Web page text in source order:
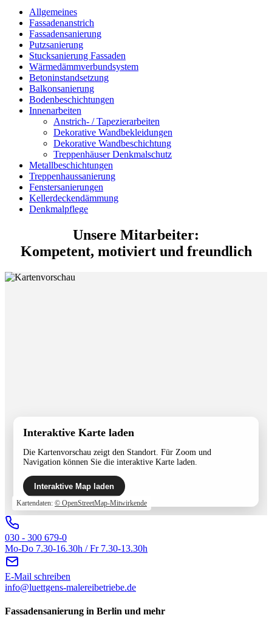
Allgemeines
Fassadenanstrich
Fassadensanierung
Putzsanierung
Stucksanierung Fassaden
Wärmedämmverbundsystem
Betoninstandsetzung
Balkonsanierung
Bodenbeschichtungen
Innenarbeiten
Anstrich- / Tapezierarbeiten
Dekorative Wandbekleidungen
Dekorative Wandbeschichtung
Treppenhäuser Denkmalschutz
Metallbeschichtungen
Treppenhaussanierung
Fenstersanierungen
Kellerdeckendämmung
Denkmalpflege
Unsere Mitarbeiter:
Kompetent, motiviert und freundlich
Interaktive Karte laden
Die Kartenvorschau zeigt den Standort. Für Zoom und
Navigation können Sie die interaktive Karte laden.
Interaktive Map laden
Kartendaten: © OpenStreetMap-Mitwirkende
030 - 300 679-0
Mo-Do 7.30-16.30h / Fr 7.30-13.30h
E-Mail schreiben
info@luettgens-malereibetriebe.de
Fassadensanierung in Berlin und mehr